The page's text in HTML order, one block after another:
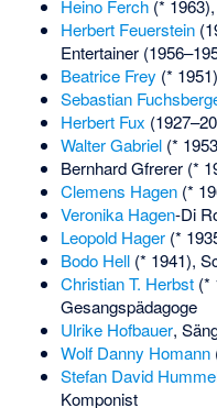
Heino Ferch(* 1963),
Herbert Feuerstein
Entertainer
Beatrice Frey (*
Sebastian
Herbert Fux
Walter Gabriel(*
Bernhard Gfrerer(*
Clemens Hagen(*
Veronika Hagen-Di
Leopold Hager(*
Bodo Hell(* 1941),
Christian T. Herbst(*
Gesangspädagoge
Ulrike Hofbauer,
Wolf Danny Homann
Stefan David
Komponist